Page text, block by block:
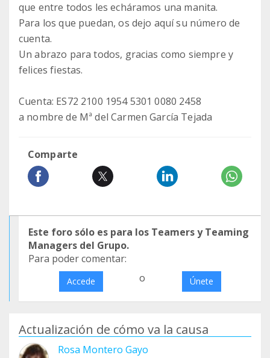
que entre todos les echáramos una manita.
Para los que puedan, os dejo aquí su número de
cuenta.
Un abrazo para todos, gracias como siempre y
felices fiestas.
Cuenta: ES72 2100 1954 5301 0080 2458
a nombre de Mª del Carmen García Tejada
Comparte
Este foro sólo es para los Teamers y Teaming
Managers del Grupo.
Para poder comentar:
Accede o Únete
Actualización de cómo va la causa
Rosa Montero Gayo